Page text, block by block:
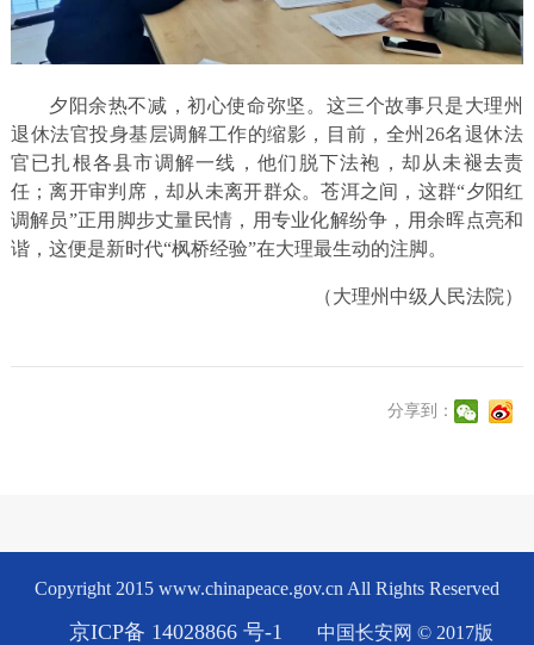
夕阳余热不减，初心使命弥坚。这三个故事只是大理州
退休法官投身基层调解工作的缩影，目前，全州26名退休法
官已扎根各县市调解一线，他们脱下法袍，却从未褪去责
任；离开审判席，却从未离开群众。苍洱之间，这群“夕阳红
调解员”正用脚步丈量民情，用专业化解纷争，用余晖点亮和
谐，这便是新时代“枫桥经验”在大理最生动的注脚。
（大理州中级人民法院）
分享到：
Copyright 2015 www.chinapeace.gov.cn All Rights Reserved
京ICP备 14028866 号-1 中国长安网 © 2017版